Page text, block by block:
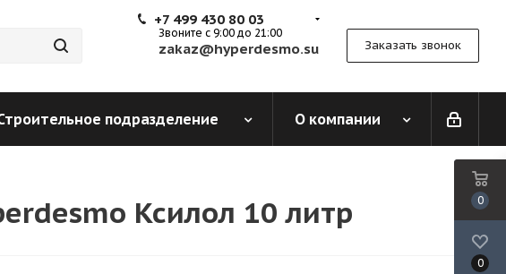
+7 499 430 80 03
Звоните с 9:00 до 21:00
zakaz@hyperdesmo.su Заказать звонок
подразделение О компании
Ксилол 10 литр 0
0